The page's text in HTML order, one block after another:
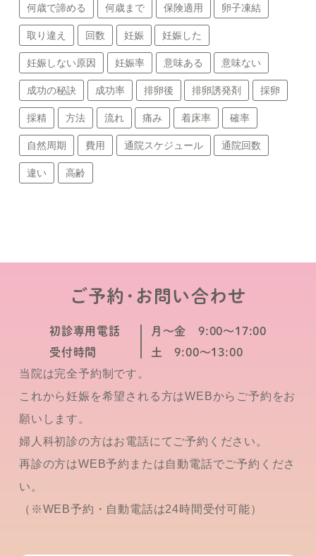
何歳で諦める 何歳まで 保険適用 卵子凍結
取り違え 回数 妊娠 妊娠した
妊娠しない原因 妊娠率 意味ある 意味ない
成功の秘訣 成功率 排卵後 排卵誘発剤 採卵
採精 方法 流れ 痛み 着床率 確率
自然周期 費用 通院スケジュール 通院回数
違い 高齢
ご予約･お問い合わせ
初診専用電話
受付時間
月～金 9:00～17:00
土 9:00～13:00
当院は完全予約制です。
これから妊娠を希望される方はWEBからご予約をお
願いします。
婦人科初診の方はお電話にてご予約ください。
再診の方はWEB予約または自動電話でご予約くださ
い。
（※WEB予約・自動電話は24時間受付可能）